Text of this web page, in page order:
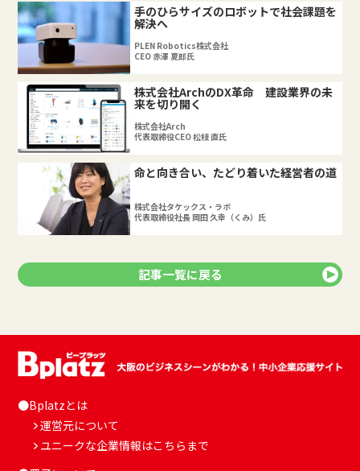
手のひらサイズのロボットで社会課題を
解決へ
PLEN Robotics株式会社
CEO 赤澤 夏郎氏
株式会社ArchのDX革命 建設業界の未
来を切り開く
株式会社Arch
代表取締役CEO 松枝 直氏
命と向き合い、たどり着いた経営者の道
株式会社タケックス・ラボ
代表取締役社長 岡田 久幸（くみ）氏
記事一覧に戻る
●Bplatzとは
運営元について
ユニークな企業情報はこちらまで